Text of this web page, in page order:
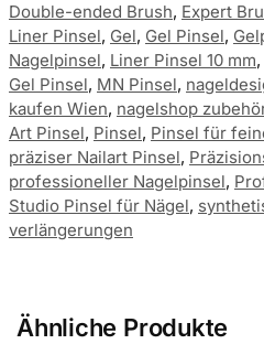
Double-ended Brush, Expert
Liner Pinsel, Gel, Gel Pinsel,
Nagelpinsel, Liner Pinsel 10 mm,
Gel Pinsel, MN Pinsel,
kaufen Wien, nagelshop
Art Pinsel, Pinsel, Pinsel für
präziser Nailart Pinsel,
professioneller Nagelpinsel,
Studio Pinsel für Nägel,
verlängerungen
Ähnliche Produkte